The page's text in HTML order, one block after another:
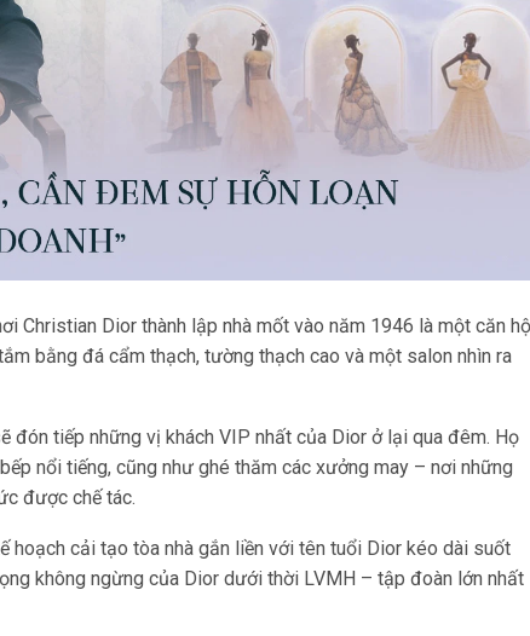
Christian Dior thành lập nhà mốt vào năm 1946 là một căn hộ
bằng đá cẩm thạch, tường thạch cao và một salon nhìn ra
đón tiếp những vị khách VIP nhất của Dior ở lại qua đêm. Họ
nổi tiếng, cũng như ghé thăm các xưởng may – nơi những
được chế tác.
hoạch cải tạo tòa nhà gắn liền với tên tuổi Dior kéo dài suốt
không ngừng của Dior dưới thời LVMH – tập đoàn lớn nhất